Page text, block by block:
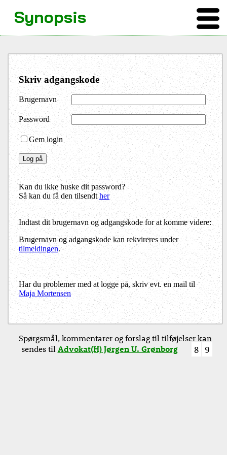
Skriv adgangskode
Brugernavn
Password
Gem login
Kan du ikke huske dit password?
Så kan du få den tilsendther
Indtast dit brugernavn og adgangskode for at komme videre:
Brugernavn og adgangskode kan rekvireres under
tilmeldingen.
Har du problemer med at logge på, skriv evt. en mail til
Maja Mortensen
Synopsis
Spørgsmål, kommentarer og forslag til tilføjelser kan
sendes tilAdvokat(H) Jørgen U. Grønborg 8 9